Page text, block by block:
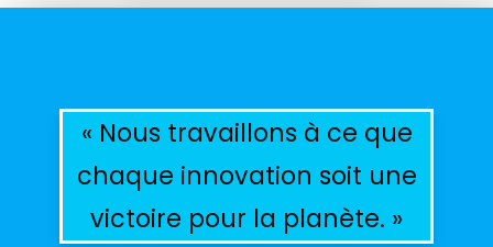
« Nous travaillons à ce que
chaque innovation soit une
victoire pour la planète. »